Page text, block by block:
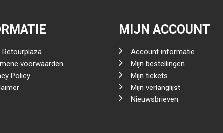
Retourplaza
voorwaarden
Policy
MIJN ACCOUNT
Account informatie
Mijn bestellingen
Mijn tickets
Mijn verlanglijst
Nieuwsbrieven